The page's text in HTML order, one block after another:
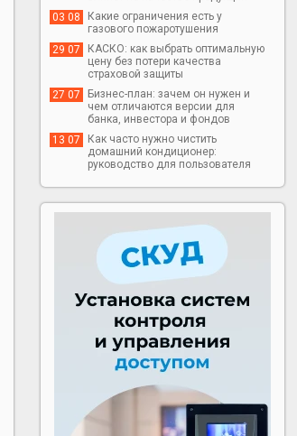
03 08
Какие ограничения есть у
газового пожаротушения
29 07
КАСКО: как выбрать оптимальную
цену без потери качества
страховой защиты
27 07
Бизнес-план: зачем он нужен и
чем отличаются версии для
банка, инвестора и фондов
13 07
Как часто нужно чистить
домашний кондиционер:
руководство для пользователя